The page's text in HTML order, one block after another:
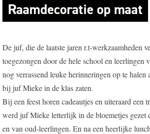
De juf, die de laatste jaren r.t-werkzaamheden
toegezongen door de hele school en leerlingen
nog verrassend leuke herinneringen op te
bij juf Mieke in de klas zaten.
Bij een feest horen cadeautjes en uiteraard een
werd juf Mieke letterlijk in de bloemetjes gezet
en van oud-leerlingen. En na een heerlijke